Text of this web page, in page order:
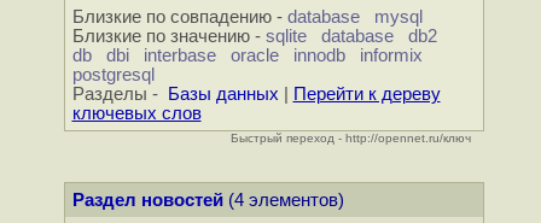
Близкие по совпадению - database
mysql
Близкие по значению - sqlite database
db2
db
dbi interbase oracle innodb
informix
postgresql
Разделы -
Базы данных
Перейти к дереву
ключевых слов
Быстрый переход - http://opennet.ru/ключ
Раздел новостей(4 элементов)